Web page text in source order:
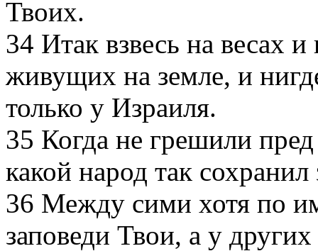
Твоих.
34 Итак взвесь на весах
живущих на земле, и
только у Израиля.
35 Когда не грешили
какой народ так
36 Между сими хотя по
заповеди Твои, а у